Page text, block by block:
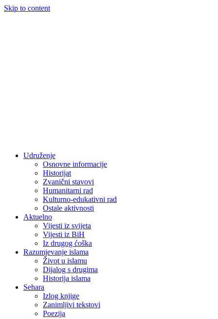
Skip to content
Udruženje
Osnovne informacije
Historijat
Zvanični stavovi
Humanitarni rad
Kulturno-edukativni rad
Ostale aktivnosti
Aktuelno
Vijesti iz svijeta
Vijesti iz BiH
Iz drugog ćoška
Razumjevanje islama
Život u islamu
Dijalog s drugima
Historija islama
Sehara
Izlog knjige
Zanimljivi tekstovi
Poezija